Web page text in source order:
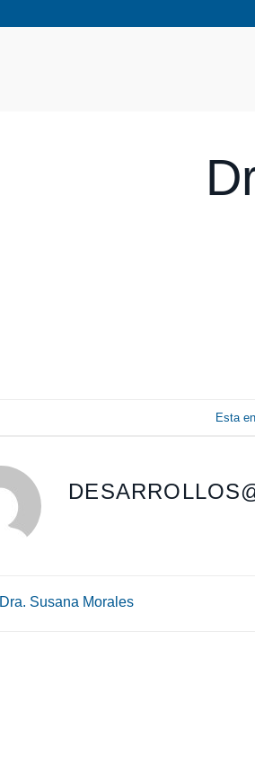
Esta
Dra. Susana Morales